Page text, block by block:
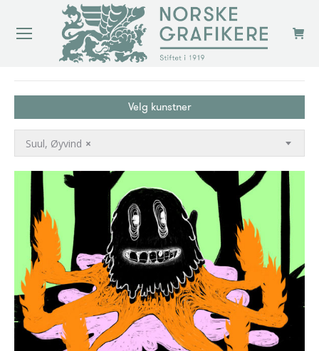
Velg kunstner
×
Suul, Øyvind